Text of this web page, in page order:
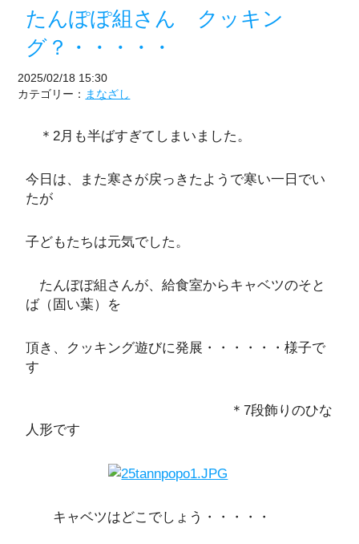
たんぽぽ組さん クッキン
グ？・・・・・
2025/02/18 15:30
カテゴリー： まなざし
＊2月も半ばすぎてしまいました。
今日は、また寒さが戻っきたようで寒い一日でい
たが
子どもたちは元気でした。
たんぽぽ組さんが、給食室からキャベツのそと
ば（固い葉）を
頂き、クッキング遊びに発展・・・・・・様子で
す
＊7段飾りのひな
人形です
キャベツはどこでしょう・・・・・